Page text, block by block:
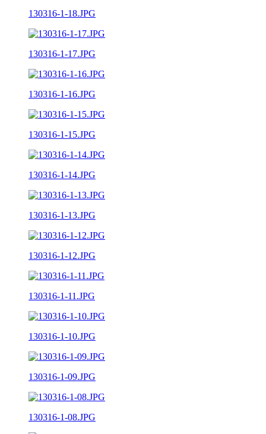
130316-1-18.JPG
130316-1-17.JPG
130316-1-16.JPG
130316-1-15.JPG
130316-1-14.JPG
130316-1-13.JPG
130316-1-12.JPG
130316-1-11.JPG
130316-1-10.JPG
130316-1-09.JPG
130316-1-08.JPG